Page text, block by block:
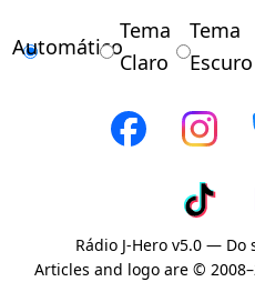
Automático
Tema
Claro
Tema
Escuro
Rádio J-Hero v5.0 —
Articles and logo are ©